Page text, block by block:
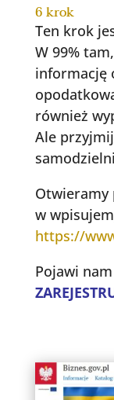
6 krok
Ten krok
W 99%
informację
również
Ale
Otwieramy
w
https://
Pojawi